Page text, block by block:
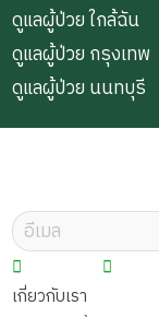
ดูแลผู้ป่วย ใกล้ฉัน
ดูแลผู้ป่วย กรุงเทพ
ดูแลผู้ป่วย นนทบุรี
เกี่ยวกับเรา